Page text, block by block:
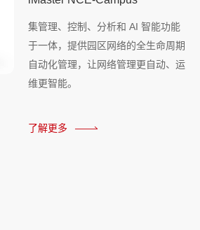
集管理、控制、分析和 AI 智能功能
于一体，提供园区网络的全生命周期
自动化管理，让网络管理更自动、运
维更智能。
了解更多